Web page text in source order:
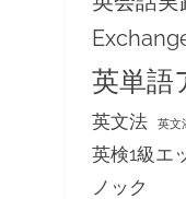
英単語
英文法 英文
英検1級エ
ノック